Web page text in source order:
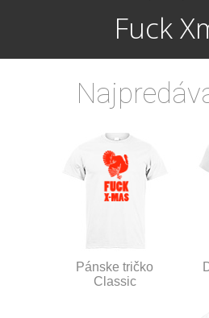
Fuck
Pánske tričko
Classic